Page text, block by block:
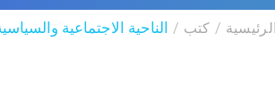
كتب الناحية الاجتماعية